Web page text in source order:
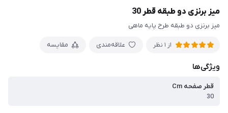
میز برنزی دو طبقه قطر 30
میز برنزی دو طبقه طرح پایه ماهی
از 1 نظر علاقه‌مندی مقایسه
ویژگی‌ها
قطر صفحه Cm
30